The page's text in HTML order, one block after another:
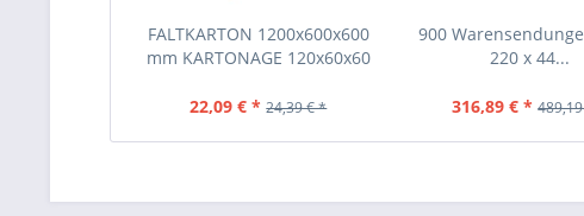
FALTKARTON 1200x600x600
mm KARTONAGE 120x60x60
22,09 € * 24,39 € *
900
220 x 44...
316,89 € *